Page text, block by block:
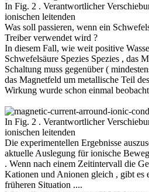
In Fig. 2 . Verantwortlicher
ionischen leitenden
Was soll passieren, wenn ein
Treiber verwendet wird ?
In diesem Fall, wie weit positive
Schwefelsäure Spezies Spezies , das
Schaltung muss gegenüber (
das Magnetfeld um metallische Teil
Wirkung wurde schon einmal
In Fig. 2 . Verantwortlicher
ionischen leitenden
Die experimentellen Ergebnisse
aktuelle Auslegung für ionische
. Wenn nach einem Zeitintervall die
Kationen und Anionen gleich , gibt es
früheren Situation ....